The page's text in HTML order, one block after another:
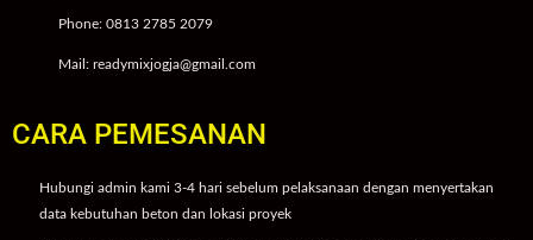
Phone: 0813 2785 2079
Mail: readymixjogja@gmail.com
CARA PEMESANAN
Hubungi admin kami 3-4 hari sebelum pelaksanaan dengan menyertakan
data kebutuhan beton dan lokasi proyek